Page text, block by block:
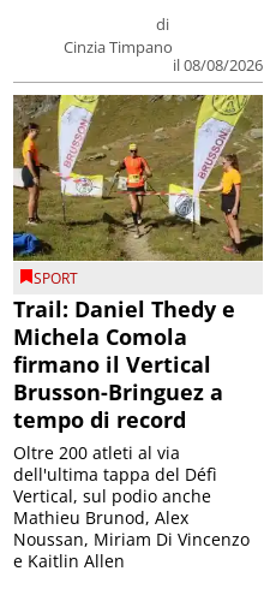
di
Cinzia Timpano
il 08/08/2026
SPORT
Trail: Daniel Thedy e
Michela Comola
firmano il Vertical
Brusson-Bringuez a
tempo di record
Oltre 200 atleti al via
dell'ultima tappa del Défì
Vertical, sul podio anche
Mathieu Brunod, Alex
Noussan, Miriam Di Vincenzo
e Kaitlin Allen